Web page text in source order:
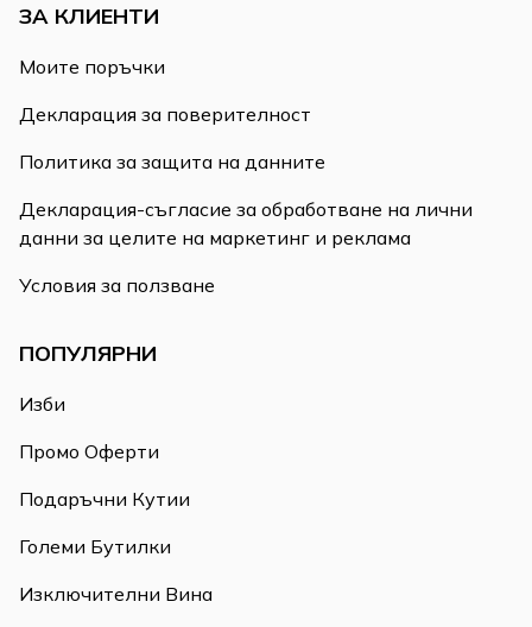
ЗА КЛИЕНТИ
Моите поръчки
Декларация за поверителност
Политика за защита на данните
Декларация-съгласие за обработване на лични
данни за целите на маркетинг и реклама
Условия за ползване
ПОПУЛЯРНИ
Изби
Промо Оферти
Подаръчни Кутии
Големи Бутилки
Изключителни Вина